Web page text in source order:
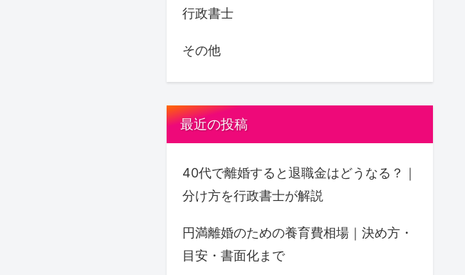
行政書士
その他
最近の投稿
40代で離婚すると退職金はどうなる？｜
分け方を行政書士が解説
円満離婚のための養育費相場｜決め方・
目安・書面化まで